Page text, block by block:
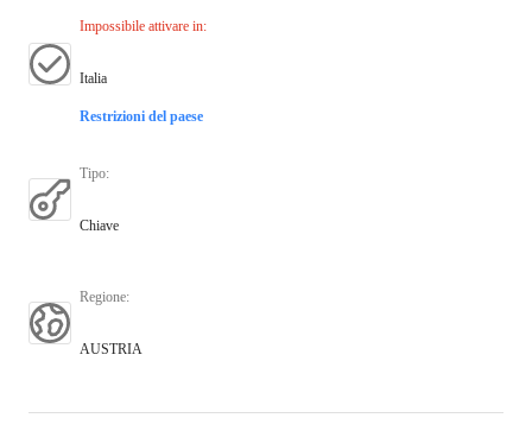
Impossibile attivare in:
Italia
Restrizioni del paese
Tipo:
Chiave
Regione:
AUSTRIA